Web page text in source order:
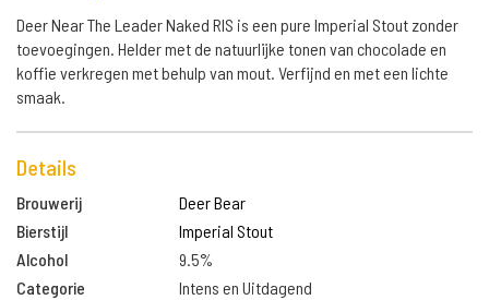
Deer Near The Leader Naked RIS is een pure Imperial Stout zonder
toevoegingen. Helder met de natuurlijke tonen van chocolade en
koffie verkregen met behulp van mout. Verfijnd en met een lichte
smaak.
Details
Brouwerij
Deer Bear
Bierstijl
Imperial Stout
Alcohol
9.5%
Categorie
Intens en Uitdagend